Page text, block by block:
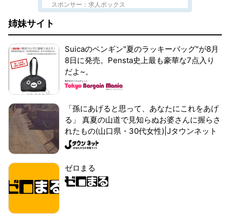
スポンサー：求人ボックス
姉妹サイト
Suicaのペンギン"夏のラッキーバッグ"が8月
8日に発売。Pensta史上最も豪華な7点入り
だよ~。
「孫にあげると思って、あなたにこれをあげ
る」 真夏の山道で見知らぬお婆さんに握らさ
れたもの(山口県・30代女性)|Jタウンネット
ゼロまる